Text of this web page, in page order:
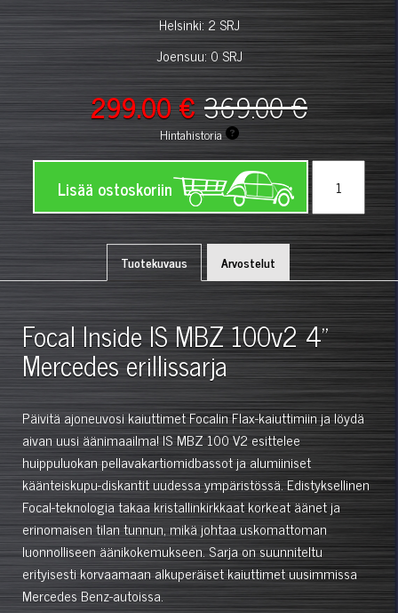
Helsinki: 2 SRJ
Joensuu: 0 SRJ
299.00 €369.00 €
Hintahistoria
Lisää ostoskoriin
Tuotekuvaus Arvostelut
Focal Inside IS MBZ 100v2 4"
Mercedes erillissarja
Päivitä ajoneuvosi kaiuttimet Focalin Flax-kaiuttimiin ja löydä
aivan uusi äänimaailma! IS MBZ 100 V2 esittelee
huippuluokan pellavakartiomidbassot ja alumiiniset
käänteiskupu-diskantit uudessa ympäristössä. Edistyksellinen
Focal-teknologia takaa kristallinkirkkaat korkeat äänet ja
erinomaisen tilan tunnun, mikä johtaa uskomattoman
luonnolliseen äänikokemukseen. Sarja on suunniteltu
erityisesti korvaamaan alkuperäiset kaiuttimet uusimmissa
Mercedes Benz-autoissa.